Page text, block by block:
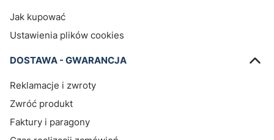
Jak kupować
Ustawienia plików cookies
DOSTAWA - GWARANCJA
Reklamacje i zwroty
Zwróć produkt
Faktury i paragony